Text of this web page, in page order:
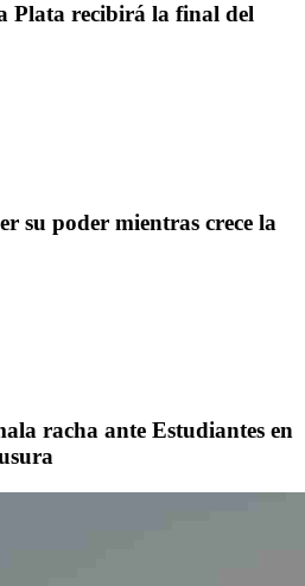
Plata recibirá la final del
su poder mientras crece la
racha ante Estudiantes en